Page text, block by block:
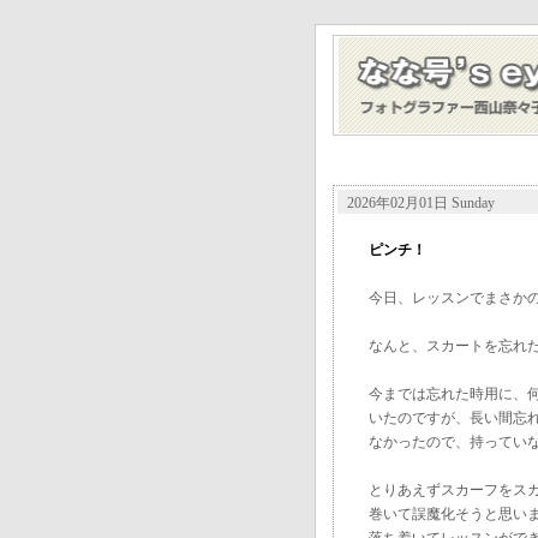
2026年02月01日 Sunday
ピンチ！
今日、レッスンでまさか
なんと、スカートを忘れ
今までは忘れた時用に、
いたのですが、長い間忘
なかったので、持ってい
とりあえずスカーフをス
巻いて誤魔化そうと思い